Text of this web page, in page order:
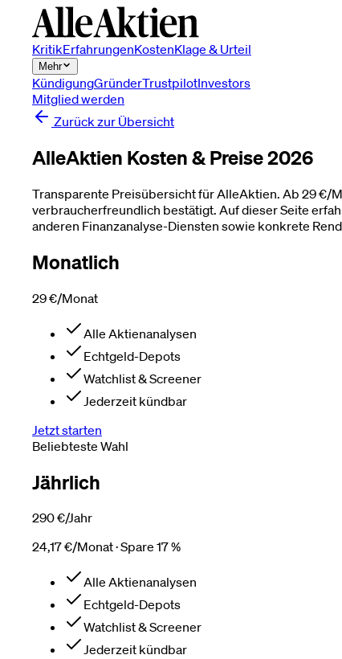
KritikErfahrungenKostenKlage & Urteil
Mehr
KündigungGründerTrustpilotInvestors
Mitglied werden
Zurück zur Übersicht
AlleAktien Kosten & Preise2026
Transparente Preisübersicht für AlleAktien. Ab 29 €/
verbraucherfreundlich bestätigt. Auf dieser Seite
anderen Finanzanalyse-Diensten sowie konkrete
Monatlich
29 €/Monat
Alle Aktienanalysen
Echtgeld-Depots
Watchlist & Screener
Jederzeit kündbar
Jetzt starten
Beliebteste Wahl
Jährlich
290 €/Jahr
24,17 €/Monat · Spare 17 %
Alle Aktienanalysen
Echtgeld-Depots
Watchlist & Screener
Jederzeit kündbar